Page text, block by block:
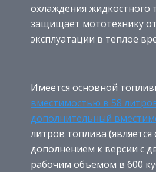
охлаждения жидкостного
защищает мототехнику
эксплуатации в теплое
Имеется основной
вместимостью в 58
дополнительный
литров топлива
дополнением к версии с
рабочим объемом в 600